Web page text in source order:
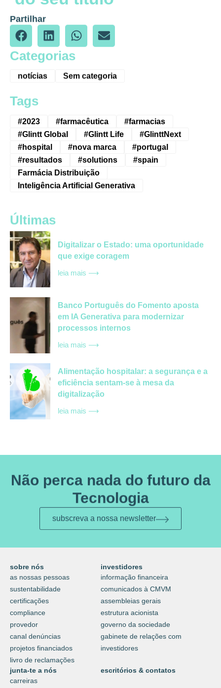
Partilhar
Categorias
notícias Sem categoria
Tags
#2023 #farmacêutica
#farmacias
#Glintt Global
#Glintt Life
#GlinttNext
#hospital
#nova marca
#portugal
#resultados
#solutions
#spain
Farmácia Distribuição
Inteligência Artificial Generativa
Últimas
Digitalizar o Estado: uma oportunidade
que exige coragem
leia mais ⟶
Banco Português do Fomento aposta
em IA Generativa para modernizar
processos internos
leia mais ⟶
Alimentação hospitalar: a segurança e a
eficiência sentam-se à mesa da
digitalização
leia mais ⟶
Não perca nada do futuro da
Tecnologia
subscreva a nossa newsletter
sobre nós
as nossas pessoas
sustentabilidade
certificações
compliance
provedor
canal denúncias
projetos financiados
livro de reclamações
investidores
informação financeira
comunicados à CMVM
assembleias gerais
estrutura acionista
governo da sociedade
gabinete de relações com
investidores
junta-te a nós
carreiras
escritórios & contatos